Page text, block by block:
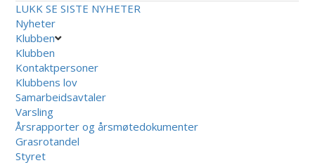
LUKK SE SISTE NYHETER
Nyheter
Klubben
Klubben
Kontaktpersoner
Klubbens lov
Samarbeidsavtaler
Varsling
Årsrapporter og årsmøtedokumenter
Grasrotandel
Styret